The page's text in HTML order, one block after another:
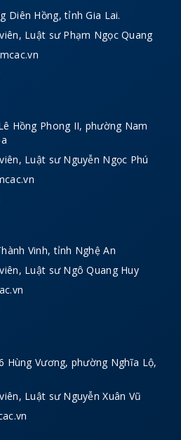
Diên Hồng, tỉnh Gia Lai.
Luật sư Phạm Ngọc Quang
Hồng Phong II, phường Nam
Luật sư Nguyễn Ngọc Phú
Vinh, tỉnh Nghệ An
Luật sư Ngô Quang Huy
Hùng Vương, phường Nghĩa Lộ,
Luật sư Nguyễn Xuân Vũ